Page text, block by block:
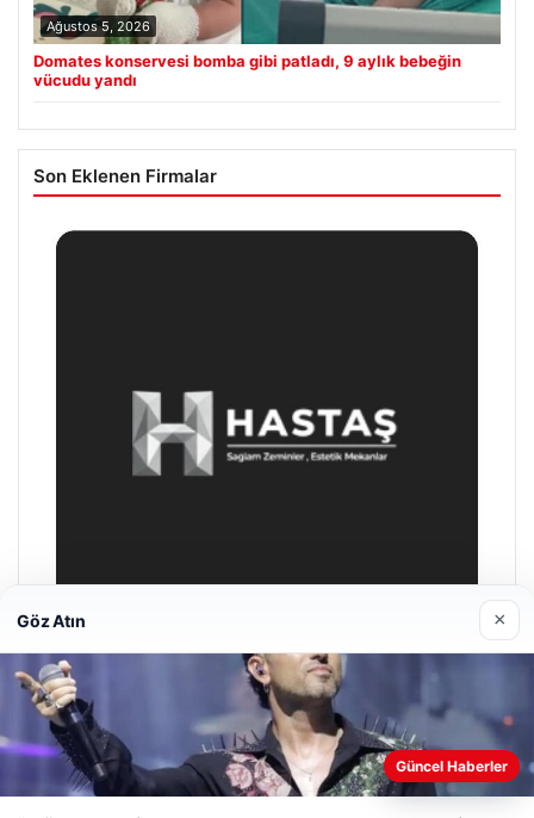
Ağustos 5, 2026
Domates konservesi bomba gibi patladı, 9 aylık bebeğin
vücudu yandı
Son Eklenen Firmalar
Prenses Night Club
Nisan 29, 2026
Web sitemizi nasıl kullandığınızı daha iyi anlayabilmek,
deneyiminizi kişiselleştirmek ve geliştirmek amacıyla çerezler
Göz Atın ×
Güncel Haberler